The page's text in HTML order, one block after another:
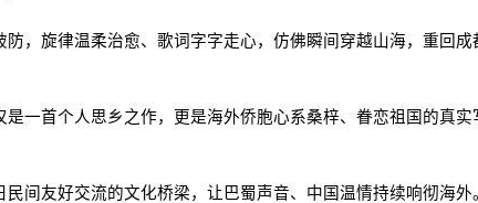
，旋律温柔治愈、歌词字字走心，仿佛瞬间穿越山海，重回
一首个人思乡之作，更是海外侨胞心系桑梓、眷恋祖国的真
间友好交流的文化桥梁，让巴蜀声音、中国温情持续响彻海外